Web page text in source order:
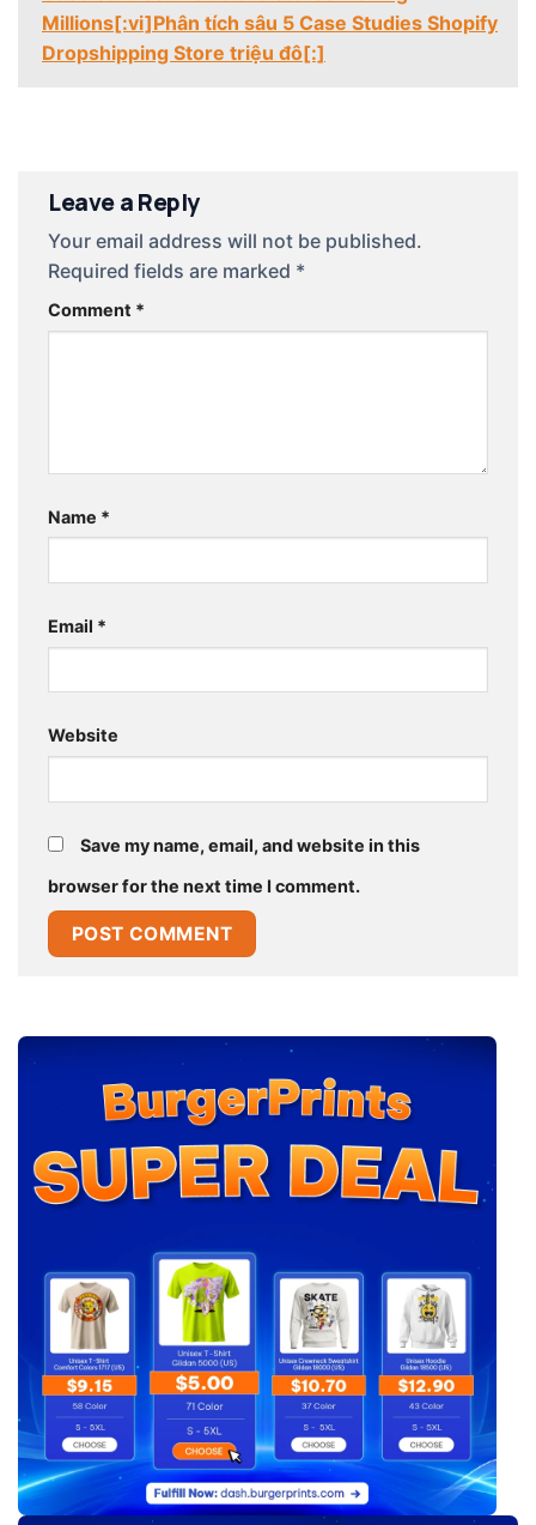
Millions[:vi]Phân tích sâu 5 Case Studies Shopify
Dropshipping Store triệu đô[:]
Leave a Reply
Your email address will not be published.
Required fields are marked *
Comment *
Name *
Email *
Website
Save my name, email, and website in this
browser for the next time I comment.